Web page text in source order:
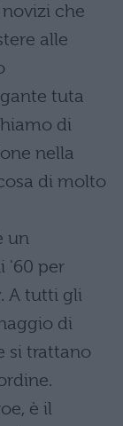
che
alle
tuta
di
nella
di molto
un
'60 per
A tutti gli
di
si trattano
è il